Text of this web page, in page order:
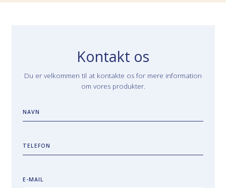
Kontakt os
Du er velkommen til at kontakte os for mere information
om vores produkter.
NAVN
TELEFON
E-MAIL